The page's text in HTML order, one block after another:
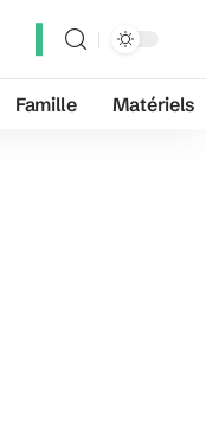
Famille Matériels